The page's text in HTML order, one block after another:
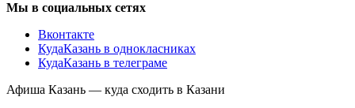
Мы в социальных сетях
Вконтакте
КудаКазань в однокласниках
КудаКазань в телеграме
Афиша Казань — куда сходить в Казани